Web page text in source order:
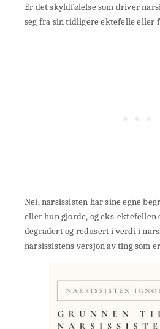
Er det skyldfølelse som driver
seg fra sin tidligere ektefelle eller
Nei, narsissisten har sine egne
eller hun gjorde, og eks-
degradert og redusert i verdi i
narsissistens versjon av ting som